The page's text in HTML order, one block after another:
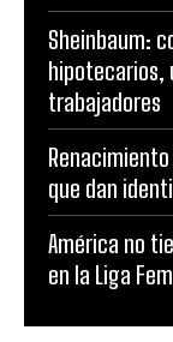
Sheinbaum:
hipotecarios,
trabajadores
que dan
América no
en la Liga